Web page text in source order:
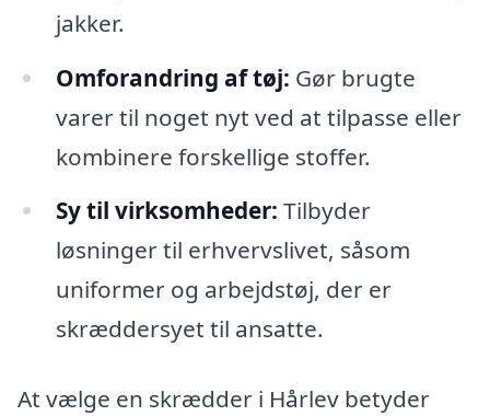
jakker.
Omforandring af tøj: Gør brugte
varer til noget nyt ved at tilpasse eller
kombinere forskellige stoffer.
Sy til virksomheder: Tilbyder
løsninger til erhvervslivet, såsom
uniformer og arbejdstøj, der er
skræddersyet til ansatte.
At vælge en skrædder i Hårlev betyder